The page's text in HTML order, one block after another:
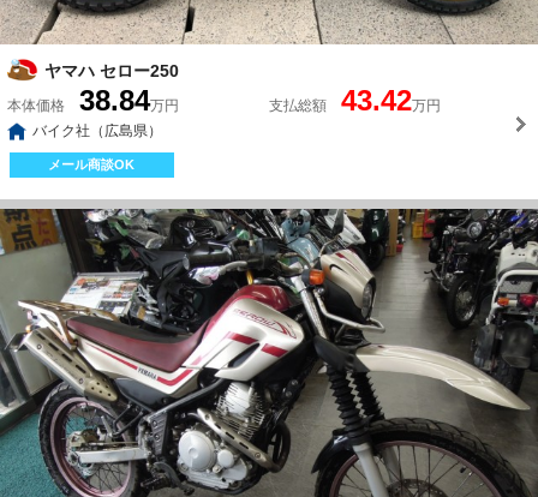
ヤマハ セロー250
本体価格 38.84万円 支払総額 43.42万円
バイク社（広島県）
メール商談OK